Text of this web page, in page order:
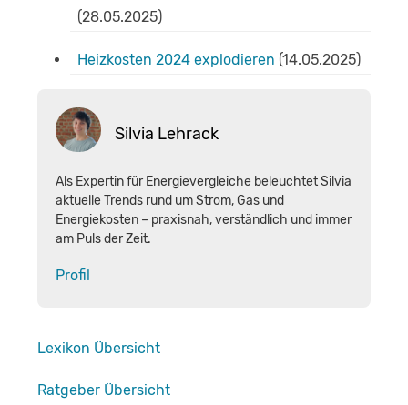
(28.05.2025)
Heizkosten 2024 explodieren (14.05.2025)
Silvia Lehrack
Als Expertin für Energievergleiche beleuchtet Silvia
aktuelle Trends rund um Strom, Gas und
Energiekosten – praxisnah, verständlich und immer
am Puls der Zeit.
Profil
Lexikon Übersicht
Ratgeber Übersicht